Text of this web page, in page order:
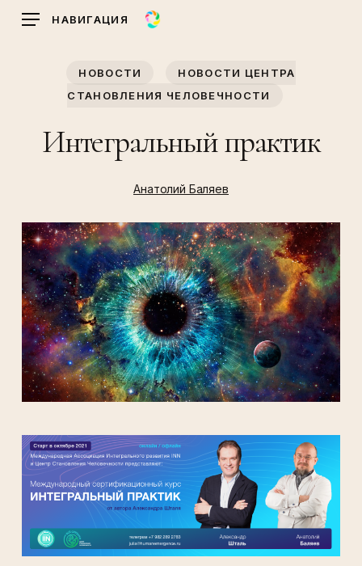
Skip
НАВИГАЦИЯ
НОВОСТИ
НОВОСТИ ЦЕНТРА
СТАНОВЛЕНИЯ ЧЕЛОВЕЧНОСТИ
Интегральный практик
Анатолий Баляев